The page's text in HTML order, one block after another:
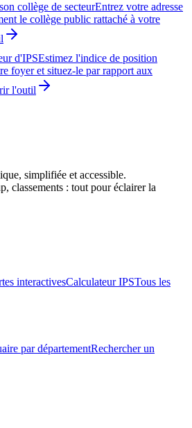
collège de secteurEntrez votre adresse
le collège public rattaché à votre
d'IPSEstimez l'indice de position
foyer et situez-le par rapport aux
l'outil
simplifiée et accessible.
classements : tout pour éclairer la
interactivesCalculateur IPSTous les
par départementRechercher un